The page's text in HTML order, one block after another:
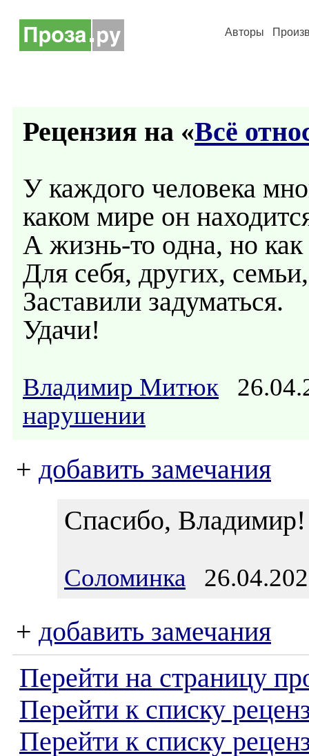
Авторы
Рецензия на «Всё
У каждого человека
каком мире он
А жизнь-то одна, но
Для себя, других,
Заставили задуматься.
Удачи!
Владимир Митюк
нарушении
+ добавить замечания
Спасибо, Владимир!
Соломинка
+ добавить замечания
Перейти на страницу
Перейти к списку
Перейти к списку